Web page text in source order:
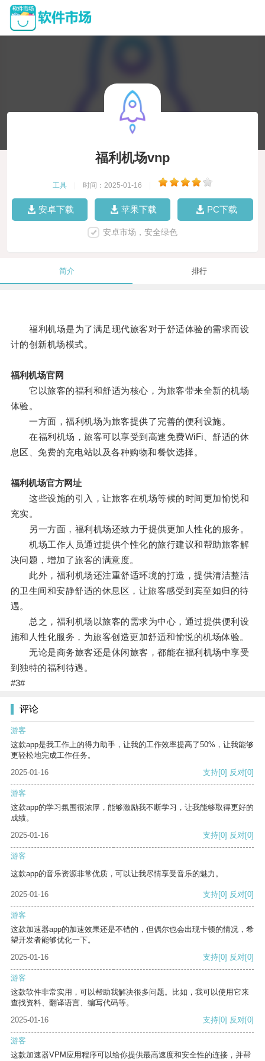
福利机场vnp
工具 时间：2025-01-16
安卓下载 苹果下载 PC下载
安卓市场，安全绿色
简介 排行
福利机场是为了满足现代旅客对于舒适体验的需求而设
计的创新机场模式。
福利机场官网
它以旅客的福利和舒适为核心，为旅客带来全新的机场
体验。
一方面，福利机场为旅客提供了完善的便利设施。
在福利机场，旅客可以享受到高速免费WiFi、舒适的休
息区、免费的充电站以及各种购物和餐饮选择。
福利机场官方网址
这些设施的引入，让旅客在机场等候的时间更加愉悦和
充实。
另一方面，福利机场还致力于提供更加人性化的服务。
机场工作人员通过提供个性化的旅行建议和帮助旅客解
决问题，增加了旅客的满意度。
此外，福利机场还注重舒适环境的打造，提供清洁整洁
的卫生间和安静舒适的休息区，让旅客感受到宾至如归的待
遇。
总之，福利机场以旅客的需求为中心，通过提供便利设
施和人性化服务，为旅客创造更加舒适和愉悦的机场体验。
无论是商务旅客还是休闲旅客，都能在福利机场中享受
到独特的福利待遇。
#3#
评论
游客
这款app是我工作上的得力助手，让我的工作效率提高了50%，让我能够
更轻松地完成工作任务。
2025-01-16
支持[0] 反对[0]
游客
这款app的学习氛围很浓厚，能够激励我不断学习，让我能够取得更好的
成绩。
2025-01-16
支持[0] 反对[0]
游客
这款app的音乐资源非常优质，可以让我尽情享受音乐的魅力。
2025-01-16 支持[0] 反对[0]
游客
这款加速器app的加速效果还是不错的，但偶尔也会出现卡顿的情况，希
望开发者能够优化一下。
2025-01-16
支持[0] 反对[0]
游客
这款软件非常实用，可以帮助我解决很多问题。比如，我可以使用它来
查找资料、翻译语言、编写代码等。
2025-01-16
支持[0] 反对[0]
游客
这款加速器VPM应用程序可以给你提供最高速度和安全性的连接，并帮